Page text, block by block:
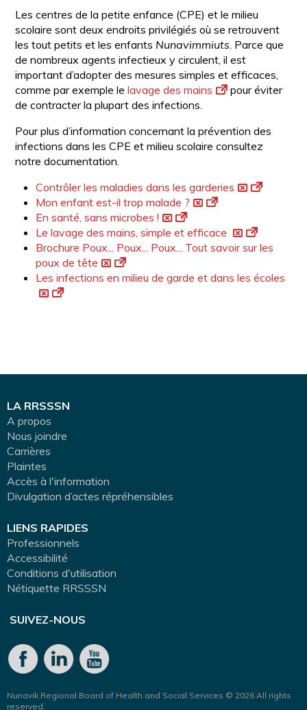
Les centres de la petite enfance (CPE) et le milieu
scolaire sont deux endroits privilégiés où se retrouvent
les tout petits et les enfants Nunavimmiuts. Parce que
de nombreux agents infectieux y circulent, il est
important d’adopter des mesures simples et efficaces,
comme par exemple lelavage des mains
pour éviter
de contracter la plupart des infections.
Pour plus d’information concernant la prévention des
infections dans les CPE et milieu scolaire consultez
notre documentation.
Contrôler les maladies dans les garderies
Mon enfant est-il trop malade ?
En santé, sans microbes !
Le lavage des mains, simple et efficace
Brochure Poux... Poux... Poux... Tout savoir sur les
poux de tête
Les infections en milieu de garde et dans les écoles
LA RRSSSN
A propos
Nous joindre
Carrières
Plaintes
Accès à l'information
Divulgation d’actes répréhensibles
LIENS RAPIDES
Professionnels
Accessibilité
Conditions d'utilisation
Nétiquette RRSSSN
SUIVEZ-NOUS
Nunavik Regional Board of Health and Social Services © 2026 All rights
reserved.